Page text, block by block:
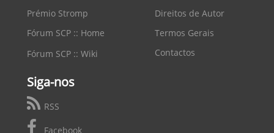
Prémio Stromp
Fórum SCP :: Home
Fórum SCP :: Wiki
Direitos de Autor
Termos Gerais
Contactos
Siga-nos
RSS
Facebook